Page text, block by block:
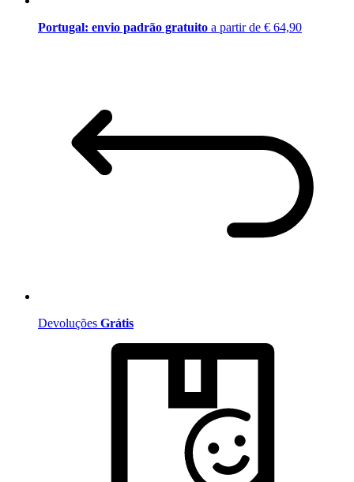
Portugal: envio padrão gratuito a partir de € 64,90
Devoluções Grátis